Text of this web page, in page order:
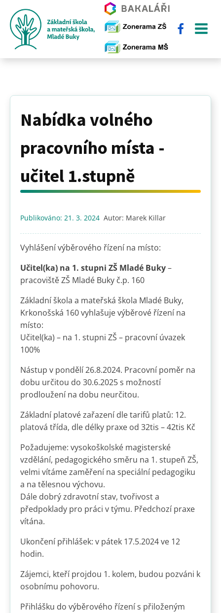
Nabídka volného
pracovního místa -
učitel 1.stupně
Publikováno: 21. 3. 2024 Autor: Marek Killar
Vyhlášení výběrového řízení na místo:
Učitel(ka) na 1. stupni ZŠ Mladé Buky–
pracoviště ZŠ Mladé Buky č.p. 160
Základní škola a mateřská škola Mladé Buky,
Krkonošská 160 vyhlašuje výběrové řízení na
místo:
Učitel(ka) – na 1. stupni ZŠ – pracovní úvazek
100%
Nástup v pondělí 26.8.2024. Pracovní poměr na
dobu určitou do 30.6.2025 s možností
prodloužení na dobu neurčitou.
Základní platové zařazení dle tarifů platů: 12.
platová třída, dle délky praxe od 32tis – 42tis Kč
Požadujeme: vysokoškolské magisterské
vzdělání, pedagogického směru na 1. stupeň ZŠ,
velmi vítáme zaměření na speciální pedagogiku
a na tělesnou výchovu.
Dále dobrý zdravotní stav, tvořivost a
předpoklady pro práci v týmu. Předchozí praxe
vítána.
Ukončení přihlášek: v pátek 17.5.2024 ve 12
hodin.
Zájemci, kteří projdou 1. kolem, budou pozváni k
osobnímu pohovoru.
Přihlášku do výběrového řízení s přiloženým